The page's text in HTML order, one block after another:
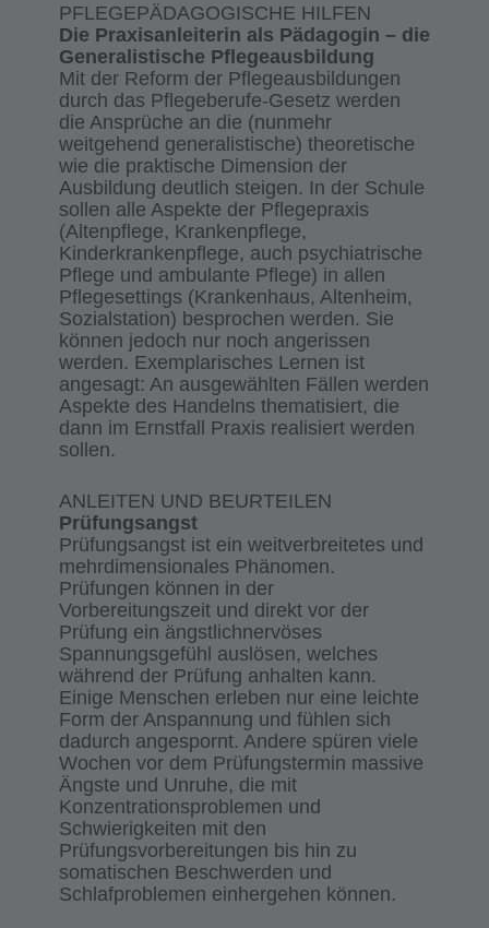
PFLEGEPÄDAGOGISCHE HILFEN
Die Praxisanleiterin als Pädagogin – die
Generalistische Pflegeausbildung
Mit der Reform der Pflegeausbildungen
durch das Pflegeberufe-Gesetz werden
die Ansprüche an die (nunmehr
weitgehend generalistische) theoretische
wie die praktische Dimension der
Ausbildung deutlich steigen. In der Schule
sollen alle Aspekte der Pflegepraxis
(Altenpflege, Krankenpflege,
Kinderkrankenpflege, auch psychiatrische
Pflege und ambulante Pflege) in allen
Pflegesettings (Krankenhaus, Altenheim,
Sozialstation) besprochen werden. Sie
können jedoch nur noch angerissen
werden. Exemplarisches Lernen ist
angesagt: An ausgewählten Fällen werden
Aspekte des Handelns thematisiert, die
dann im Ernstfall Praxis realisiert werden
sollen.
ANLEITEN UND BEURTEILEN
Prüfungsangst
Prüfungsangst ist ein weitverbreitetes und
mehrdimensionales Phänomen.
Prüfungen können in der
Vorbereitungszeit und direkt vor der
Prüfung ein ängstlichnervöses
Spannungsgefühl auslösen, welches
während der Prüfung anhalten kann.
Einige Menschen erleben nur eine leichte
Form der Anspannung und fühlen sich
dadurch angespornt. Andere spüren viele
Wochen vor dem Prüfungstermin massive
Ängste und Unruhe, die mit
Konzentrationsproblemen und
Schwierigkeiten mit den
Prüfungsvorbereitungen bis hin zu
somatischen Beschwerden und
Schlafproblemen einhergehen können.